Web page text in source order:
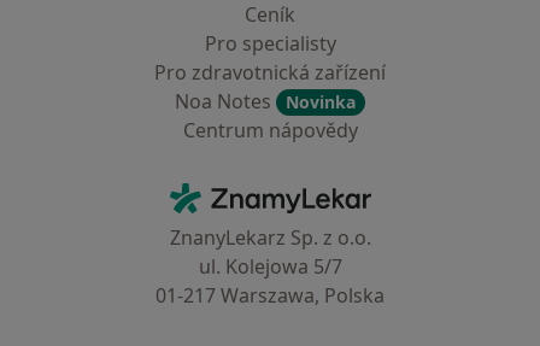
Ceník
Pro specialisty
Pro zdravotnická zařízení
Noa Notes
Novinka
Centrum nápovědy
ZnamyLekar - Hlavní stránka
ZnanyLekarz Sp. z o.o.
ul. Kolejowa 5/7
01-217 Warszawa, Polska